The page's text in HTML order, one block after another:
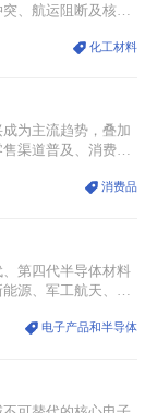
、航运阻断及核心
应链格局彻底瓦
板、PCB电路板向
持续传导，全产业
压力。
化工材料
为主流趋势，叠加
渠道普及、消费群
等小众场景，逐步
生产技术升级、原
发展根基，吸引传
，市场活力持续释
消费品
第四代半导体材料
源、军工航天、光
镓并非传统大宗金
科技产业运转的刚
电子产品和半导体